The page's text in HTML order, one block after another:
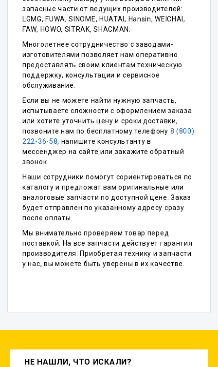
запасные части от ведущих производителей:
LGMG, FUWA, SINOME, HUATAI, Hansin, WEICHAI,
FAW, HOWO, SITRAK, SHACMAN.
Многолетнее сотрудничество с заводами-
изготовителями позволяет нам оперативно
предоставлять своим клиентам техническую
поддержку, консультации и сервисное
обслуживание.
Если вы не можете найти нужную запчасть,
испытываете сложности с оформлением заказа
или хотите уточнить цену и сроки доставки,
позвоните нам по бесплатному телефону 8 (800)
222-36-58, напишите консультанту в
мессенджер на сайте или закажите обратный
звонок.
Наши сотрудники помогут сориентироваться по
каталогу и предложат вам оригинальные или
аналоговые запчасти по доступной цене. Заказ
будет отправлен по указанному адресу сразу
после оплаты.
Мы внимательно проверяем товар перед
поставкой. На все запчасти действует гарантия
производителя. Приобретая технику и запчасти
у нас, вы можете быть уверены в их качестве.
НЕ НАШЛИ, ЧТО ИСКАЛИ?